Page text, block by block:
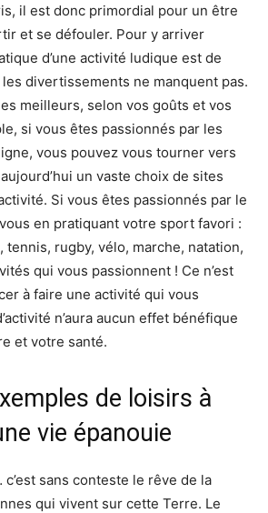
il est donc primordial pour un être
et se défouler. Pour y arriver
d’une activité ludique est de
divertissements ne manquent pas.
meilleurs, selon vos goûts et vos
si vous êtes passionnés par les
vous pouvez vous tourner vers
un vaste choix de sites
Si vous êtes passionnés par le
en pratiquant votre sport favori :
tennis, rugby, vélo, marche, natation,
qui vous passionnent ! Ce n’est
à faire une activité qui vous
n’aura aucun effet bénéfique
et votre santé.
de loisirs à
vie épanouie
sans conteste le rêve de la
qui vivent sur cette Terre. Le